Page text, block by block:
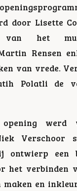
door Lisette
van het
Rensen
van vrede.
Polatli de
werd
Verschoor
ontwierp een
het verbinden
maken en